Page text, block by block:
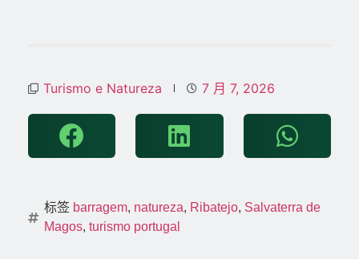
Turismo e Natureza 7 月 7, 2026
标签 barragem, natureza, Ribatejo, Salvaterra de
Magos, turismo portugal